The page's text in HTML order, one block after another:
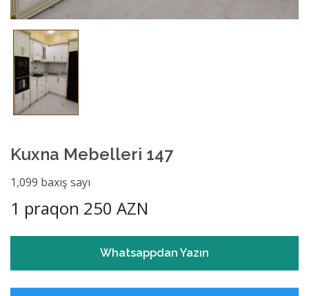
Kuxna Mebelleri 147
1,099 baxış sayı
1 praqon 250 AZN
Whatsappdan Yazın